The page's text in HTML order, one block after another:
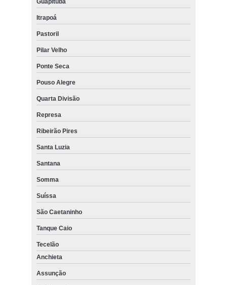
Itrapoá
Pastoril
Pilar Velho
Ponte Seca
Pouso Alegre
Quarta Divisão
Represa
Ribeirão Pires
Santa Luzia
Santana
Somma
Suíssa
São Caetaninho
Tanque Caio
Tecelão
Anchieta
Assunção